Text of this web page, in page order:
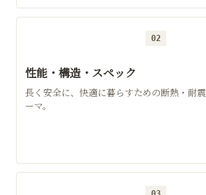
02
性能・構造・スペック
長く安全に、快適に暮らすための断熱・耐
ーマ。